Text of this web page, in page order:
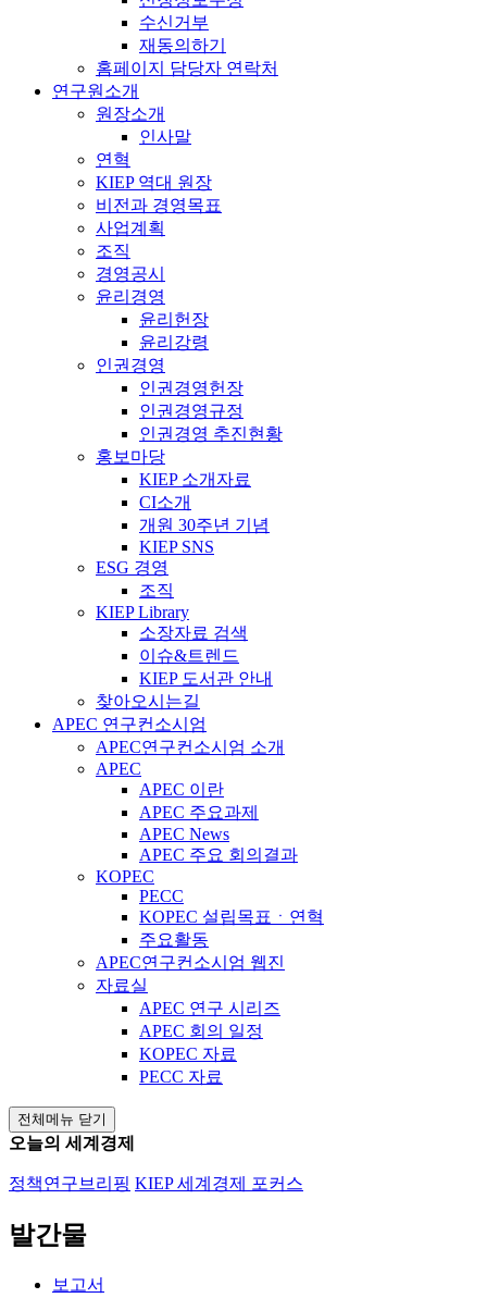
수신거부
재동의하기
홈페이지 담당자 연락처
연구원소개
원장소개
인사말
연혁
KIEP 역대 원장
비전과 경영목표
사업계획
조직
경영공시
윤리경영
윤리헌장
윤리강령
인권경영
인권경영헌장
인권경영규정
인권경영 추진현황
홍보마당
KIEP 소개자료
CI소개
개원 30주년 기념
KIEP SNS
ESG 경영
조직
KIEP Library
소장자료 검색
이슈&트렌드
KIEP 도서관 안내
찾아오시는길
APEC 연구컨소시엄
APEC연구컨소시엄 소개
APEC
APEC 이란
APEC 주요과제
APEC News
APEC 주요 회의결과
KOPEC
PECC
KOPEC 설립목표ㆍ연혁
주요활동
APEC연구컨소시엄 웹진
자료실
APEC 연구 시리즈
APEC 회의 일정
KOPEC 자료
PECC 자료
전체메뉴 닫기
오늘의 세계경제
정책연구브리핑 KIEP 세계경제 포커스
발간물
보고서